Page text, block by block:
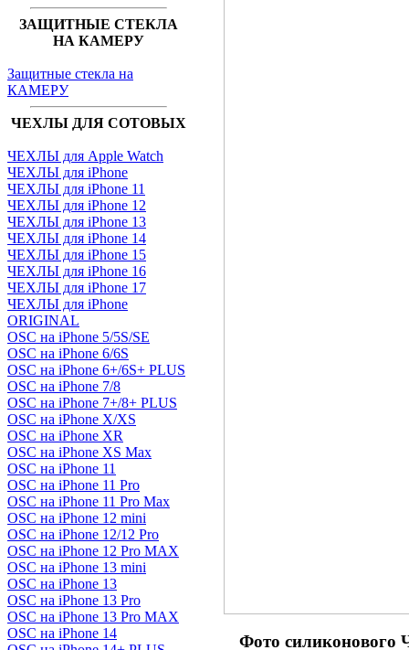
ЗАЩИТНЫЕ СТЕКЛА
НА КАМЕРУ
Защитные стекла на
КАМЕРУ
ЧЕХЛЫ ДЛЯ СОТОВЫХ
ЧЕХЛЫ для Apple Watch
ЧЕХЛЫ для iPhone
ЧЕХЛЫ для iPhone 11
ЧЕХЛЫ для iPhone 12
ЧЕХЛЫ для iPhone 13
ЧЕХЛЫ для iPhone 14
ЧЕХЛЫ для iPhone 15
ЧЕХЛЫ для iPhone 16
ЧЕХЛЫ для iPhone 17
ЧЕХЛЫ для iPhone
ORIGINAL
OSC на iPhone 5/5S/SE
OSC на iPhone 6/6S
OSC на iPhone 6+/6S+ PLUS
OSC на iPhone 7/8
OSC на iPhone 7+/8+ PLUS
OSC на iPhone X/XS
OSC на iPhone XR
OSC на iPhone XS Max
OSC на iPhone 11
OSC на iPhone 11 Pro
OSC на iPhone 11 Pro Max
OSC на iPhone 12 mini
OSC на iPhone 12/12 Pro
OSC на iPhone 12 Pro MAX
OSC на iPhone 13 mini
OSC на iPhone 13
OSC на iPhone 13 Pro
OSC на iPhone 13 Pro MAX
OSC на iPhone 14
Фото